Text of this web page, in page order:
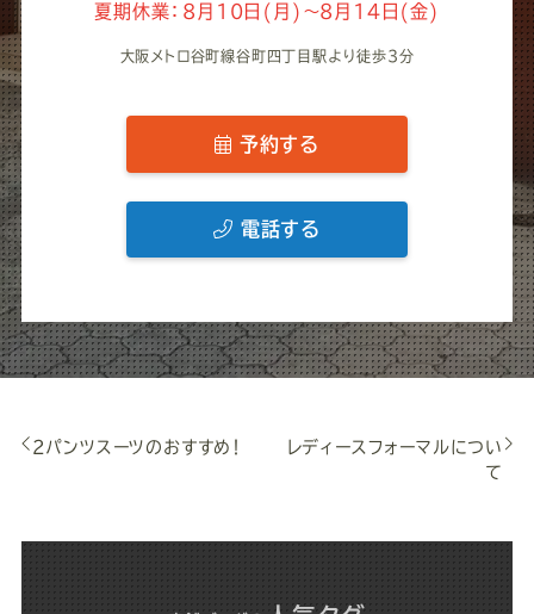
夏期休業：8月10日(月)～8月14日(金)
大阪メトロ谷町線谷町四丁目駅より徒歩3分
予約する
電話する
2パンツスーツのおすすめ！
レディースフォーマルについ
て